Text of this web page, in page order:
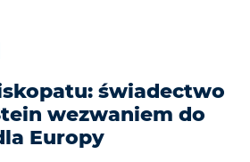
świadectwo
wezwaniem do
Europy